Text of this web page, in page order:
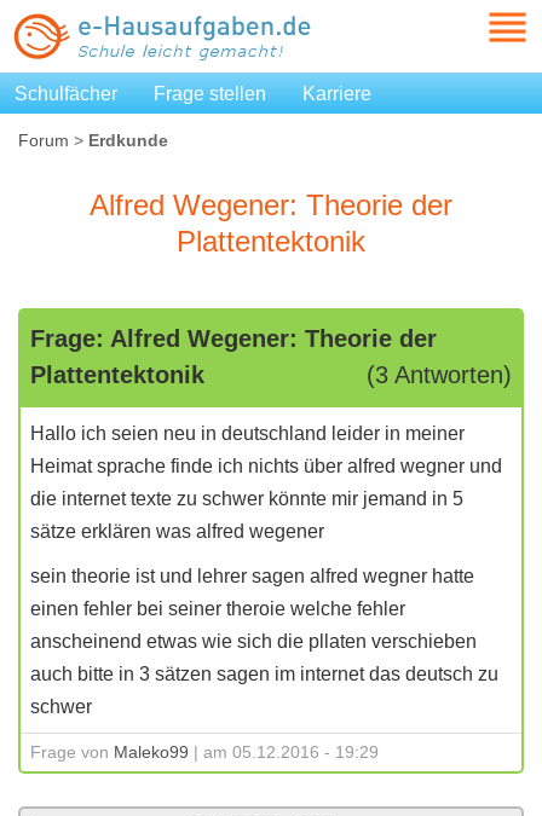
Schulfächer Frage stellen Karriere
Forum > Erdkunde
Alfred Wegener: Theorie der
Plattentektonik
Frage: Alfred Wegener: Theorie der
Plattentektonik
(3 Antworten)
Hallo ich seien neu in deutschland leider in meiner
Heimat sprache finde ich nichts über alfred wegner und
die internet texte zu schwer könnte mir jemand in 5
sätze erklären was alfred wegener
sein theorie ist und lehrer sagen alfred wegner hatte
einen fehler bei seiner theroie welche fehler
anscheinend etwas wie sich die pllaten verschieben
auch bitte in 3 sätzen sagen im internet das deutsch zu
schwer
Frage von Maleko99 | am 05.12.2016 - 19:29